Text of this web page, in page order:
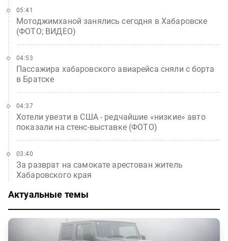
Мотоджимханой занялись сегодня в Хабаровске
(ФОТО; ВИДЕО)
05:41
Пассажира хабаровского авиарейса сняли с борта
в Братске
04:53
Хотели увезти в США - редчайшие «низкие» авто
показали на стенс-выставке (ФОТО)
04:37
За разврат на самокате арестован житель
Хабаровского края
03:40
Актуальные темы